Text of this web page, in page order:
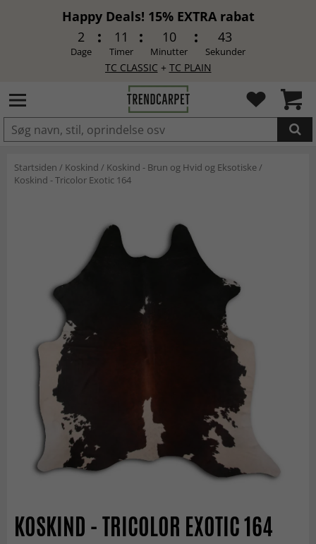
Happy Deals! 15% EXTRA rabat
2
Dage
11
Timer
10
Minutter
42
Sekunder
TC CLASSIC + TC PLAIN
LAGT I INDKØBSKURVEN.
Startsiden / Koskind / Koskind - Brun og Hvid og Eksotiske/
Koskind - Tricolor Exotic 164
KOSKIND - TRICOLOR EXOTIC 164